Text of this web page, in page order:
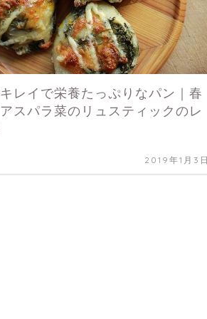
レイで栄養たっぷりなパン｜春
スパラ菜のリュスティックのレ
2019年1月3